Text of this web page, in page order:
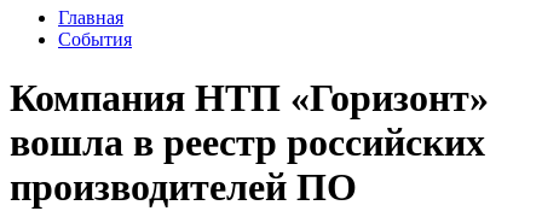
Главная
События
Компания НТП «Горизонт»
вошла в реестр российских
производителей ПО